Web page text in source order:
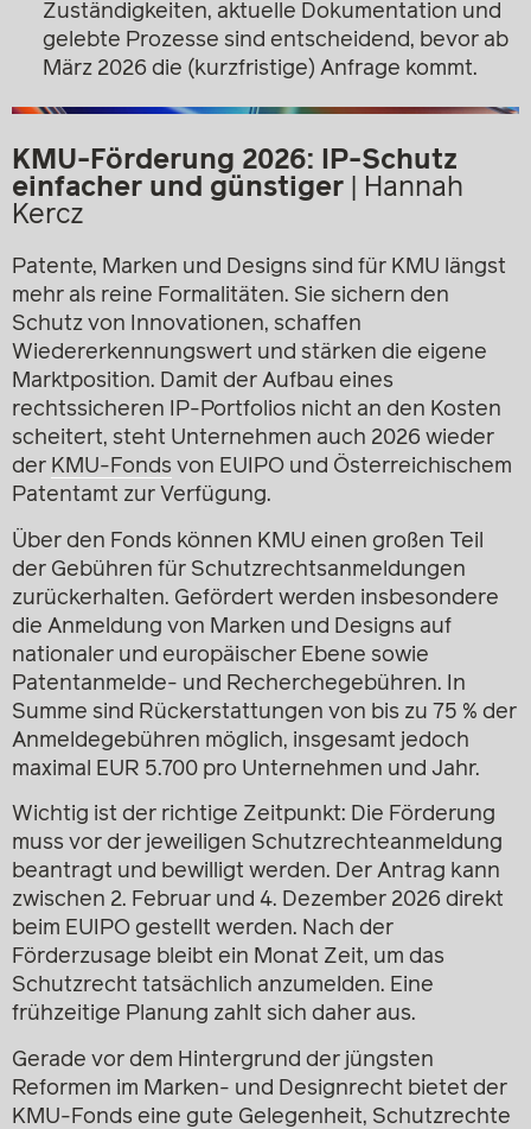
Zuständigkeiten, aktuelle Dokumentation und
gelebte Prozesse sind entscheidend, bevor ab
März 2026 die (kurzfristige) Anfrage kommt.
KMU-Förderung 2026: IP-Schutz
einfacher und günstiger
Hannah
Kercz
Patente, Marken und Designs sind für KMU längst
mehr als reine Formalitäten. Sie sichern den
Schutz von Innovationen, schaffen
Wiedererkennungswert und stärken die eigene
Marktposition. Damit der Aufbau eines
rechtssicheren IP-Portfolios nicht an den Kosten
scheitert, steht Unternehmen auch 2026 wieder
der KMU-Fonds von EUIPO und Österreichischem
Patentamt zur Verfügung.
Über den Fonds können KMU einen großen Teil
der Gebühren für Schutzrechtsanmeldungen
zurückerhalten. Gefördert werden insbesondere
die Anmeldung von Marken und Designs auf
nationaler und europäischer Ebene sowie
Patentanmelde- und Recherchegebühren. In
Summe sind Rückerstattungen von bis zu 75 % der
Anmeldegebühren möglich, insgesamt jedoch
maximal EUR 5.700 pro Unternehmen und Jahr.
Wichtig ist der richtige Zeitpunkt: Die Förderung
muss vor der jeweiligen Schutzrechteanmeldung
beantragt und bewilligt werden. Der Antrag kann
zwischen 2. Februar und 4. Dezember 2026 direkt
beim EUIPO gestellt werden. Nach der
Förderzusage bleibt ein Monat Zeit, um das
Schutzrecht tatsächlich anzumelden. Eine
frühzeitige Planung zahlt sich daher aus.
Gerade vor dem Hintergrund der jüngsten
Reformen im Marken- und Designrecht bietet der
KMU-Fonds eine gute Gelegenheit, Schutzrechte